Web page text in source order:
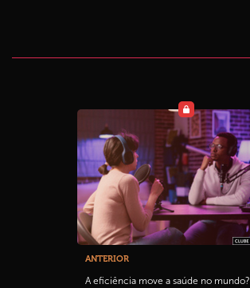
ANTERIOR
A eficiência move a saúde no mundo?